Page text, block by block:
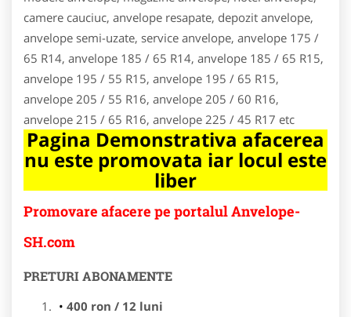
camere cauciuc, anvelope resapate, depozit anvelope,
anvelope semi-uzate, service anvelope, anvelope 175 /
65 R14, anvelope 185 / 65 R14, anvelope 185 / 65 R15,
anvelope 195 / 55 R15, anvelope 195 / 65 R15,
anvelope 205 / 55 R16, anvelope 205 / 60 R16,
anvelope 215 / 65 R16, anvelope 225 / 45 R17 etc
Pagina Demonstrativa afacerea
nu este promovata iar locul este
liber
Promovare afacere pe portalul Anvelope-
SH.com
PRETURI ABONAMENTE
400 ron / 12 luni